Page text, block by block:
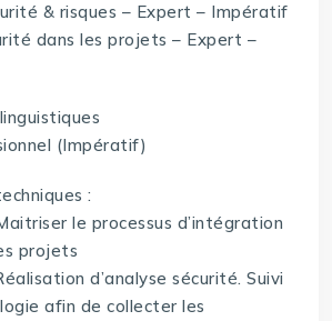
& risques – Expert – Impératif
dans les projets – Expert –
(Impératif)
:
le processus d’intégration
projets
d’analyse sécurité. Suivi
afin de collecter les